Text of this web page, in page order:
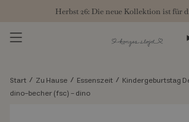
springen
Herbst 26: Die neue Kollektion ist für
Start / Zu Hause / Essenszeit / Kindergeburtstag
dino-becher (fsc) - dino